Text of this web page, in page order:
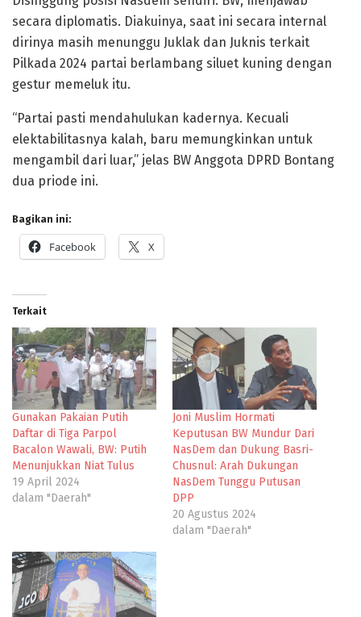
secara diplomatis. Diakuinya, saat ini secara internal
dirinya masih menunggu Juklak dan Juknis terkait
Pilkada 2024 partai berlambang siluet kuning dengan
gestur memeluk itu.
“Partai pasti mendahulukan kadernya. Kecuali
elektabilitasnya kalah, baru memungkinkan untuk
mengambil dari luar,” jelas BW Anggota DPRD Bontang
dua priode ini.
Bagikan ini:
Facebook X
Terkait
Gunakan Pakaian Putih
Daftar di Tiga Parpol
Bacalon Wawali, BW: Putih
Menunjukkan Niat Tulus
19 April 2024
dalam "Daerah"
Joni Muslim Hormati
Keputusan BW Mundur Dari
NasDem dan Dukung Basri-
Chusnul: Arah Dukungan
NasDem Tunggu Putusan
DPP
20 Agustus 2024
dalam "Daerah"